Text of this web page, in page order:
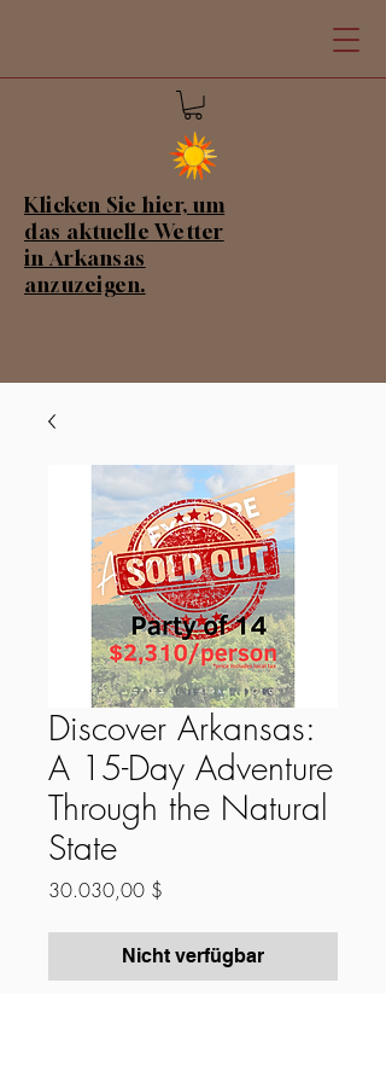
Klicken Sie hier, um
das aktuelle Wetter
in Arkansas
anzuzeigen.
Discover Arkansas:
A 15-Day Adventure
Through the Natural
State
30.030,00 $
Nicht verfügbar